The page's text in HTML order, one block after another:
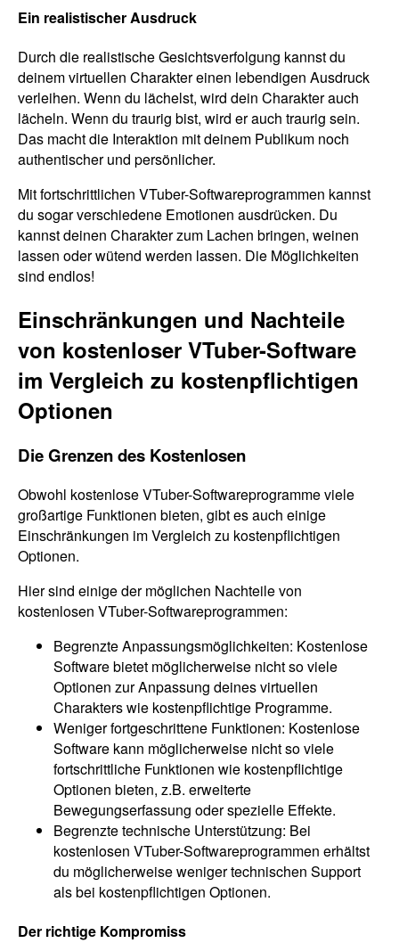
Ein realistischer Ausdruck
Durch die realistische Gesichtsverfolgung kannst du
deinem virtuellen Charakter einen lebendigen Ausdruck
verleihen. Wenn du lächelst, wird dein Charakter auch
lächeln. Wenn du traurig bist, wird er auch traurig sein.
Das macht die Interaktion mit deinem Publikum noch
authentischer und persönlicher.
Mit fortschrittlichen VTuber-Softwareprogrammen kannst
du sogar verschiedene Emotionen ausdrücken. Du
kannst deinen Charakter zum Lachen bringen, weinen
lassen oder wütend werden lassen. Die Möglichkeiten
sind endlos!
Einschränkungen und Nachteile
von kostenloser VTuber-Software
im Vergleich zu kostenpflichtigen
Optionen
Die Grenzen des Kostenlosen
Obwohl kostenlose VTuber-Softwareprogramme viele
großartige Funktionen bieten, gibt es auch einige
Einschränkungen im Vergleich zu kostenpflichtigen
Optionen.
Hier sind einige der möglichen Nachteile von
kostenlosen VTuber-Softwareprogrammen:
Begrenzte Anpassungsmöglichkeiten: Kostenlose
Software bietet möglicherweise nicht so viele
Optionen zur Anpassung deines virtuellen
Charakters wie kostenpflichtige Programme.
Weniger fortgeschrittene Funktionen: Kostenlose
Software kann möglicherweise nicht so viele
fortschrittliche Funktionen wie kostenpflichtige
Optionen bieten, z.B. erweiterte
Bewegungserfassung oder spezielle Effekte.
Begrenzte technische Unterstützung: Bei
kostenlosen VTuber-Softwareprogrammen erhältst
du möglicherweise weniger technischen Support
als bei kostenpflichtigen Optionen.
Der richtige Kompromiss